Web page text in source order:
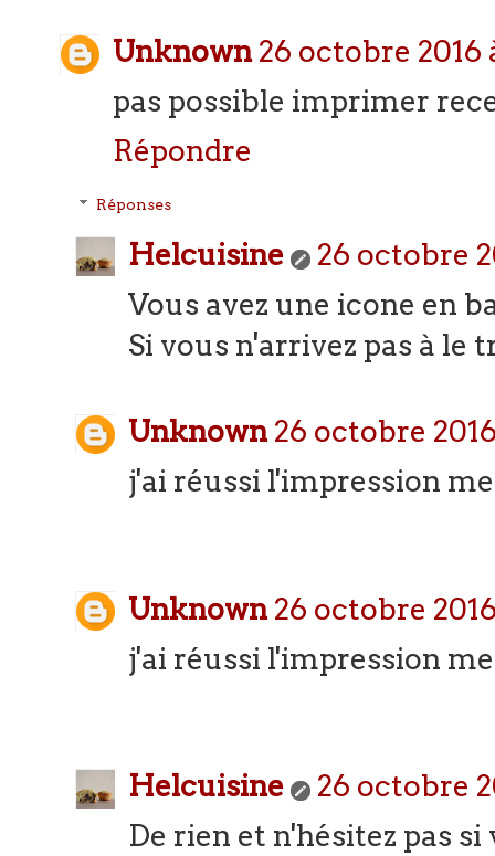
Unknown 26 octobre 2016
pas possible imprimer
Répondre
Réponses
Helcuisine
26 octobre
Vous avez une icone en
Si vous n'arrivez pas à
Unknown 26 octobre
j'ai réussi l'impression
Unknown 26 octobre
j'ai réussi l'impression
Helcuisine
26 octobre
De rien et n'hésitez pas